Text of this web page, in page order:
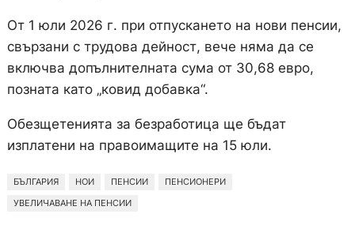
От 1 юли 2026 г. при отпускането на нови пенсии,
свързани с трудова дейност, вече няма да се
включва допълнителната сума от 30,68 евро,
позната като „ковид добавка“.
Обезщетенията за безработица ще бъдат
изплатени на правоимащите на 15 юли.
БЪЛГАРИЯ НОИ ПЕНСИИ
ПЕНСИОНЕРИ
УВЕЛИЧАВАНЕ НА ПЕНСИИ